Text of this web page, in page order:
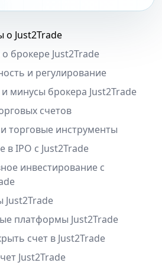
о Just2Trade
брокере Just2Trade
и регулирование
минусы брокера Just2Trade
счетов
торговые инструменты
в IPO с Just2Trade
инвестирование с
Just2Trade
платформы Just2Trade
счет в Just2Trade
Just2Trade